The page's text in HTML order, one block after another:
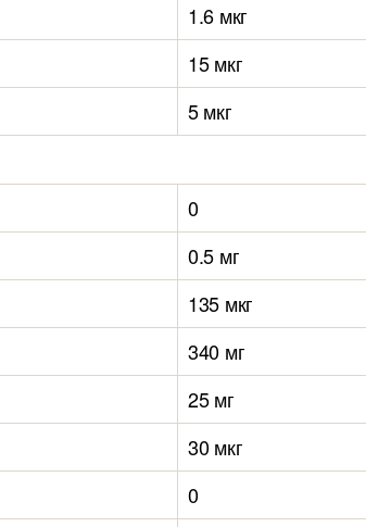
1.6 мкг
15 мкг
5 мкг
0
0.5 мг
135 мкг
340 мг
25 мг
30 мкг
0